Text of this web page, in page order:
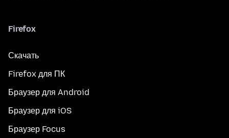
Firefox
Скачать
Firefox для ПК
Браузер для Android
Браузер для iOS
Браузер Focus